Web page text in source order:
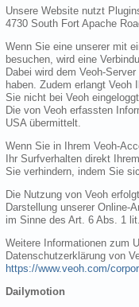
Unsere Website nutzt
4730 South Fort Apache
Wenn Sie eine unserer mit
besuchen, wird eine
Dabei wird dem Veoh-
haben. Zudem erlangt
Sie nicht bei Veoh
Die von Veoh erfassten
USA übermittelt.
Wenn Sie in Ihrem Veoh-
Ihr Surfverhalten direkt
Sie verhindern, indem Sie
Die Nutzung von Veoh
Darstellung unserer Online-
im Sinne des Art. 6 Abs. 1
Weitere Informationen zum
Datenschutzerklärung von
https://www.veoh.com/
Dailymotion